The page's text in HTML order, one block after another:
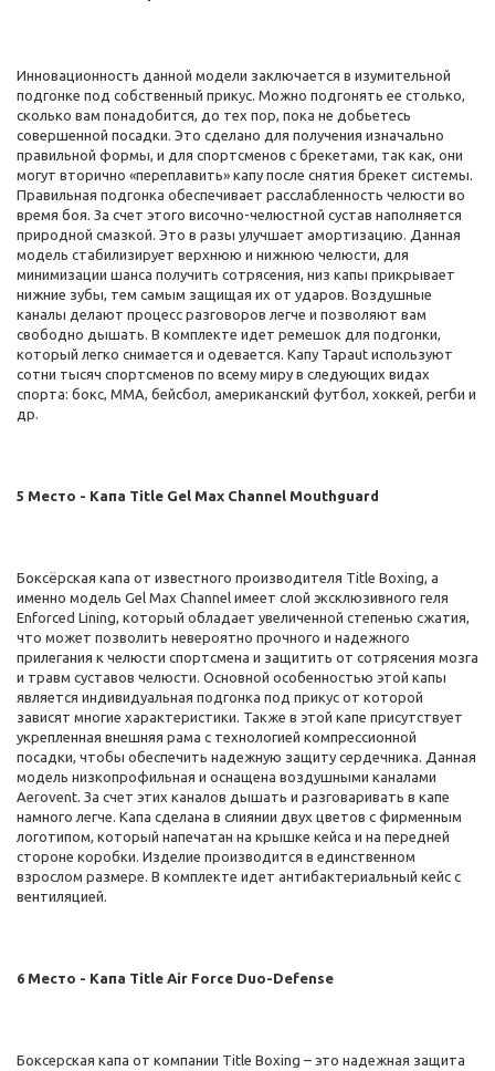
Инновационность данной модели заключается в изумительной
подгонке под собственный прикус. Можно подгонять ее столько,
сколько вам понадобится, до тех пор, пока не добьетесь
совершенной посадки. Это сделано для получения изначально
правильной формы, и для спортсменов с брекетами, так как, они
могут вторично «переплавить» капу после снятия брекет системы.
Правильная подгонка обеспечивает расслабленность челюсти во
время боя. За счет этого височно-челюстной сустав наполняется
природной смазкой. Это в разы улучшает амортизацию. Данная
модель стабилизирует верхнюю и нижнюю челюсти, для
минимизации шанса получить сотрясения, низ капы прикрывает
нижние зубы, тем самым защищая их от ударов. Воздушные
каналы делают процесс разговоров легче и позволяют вам
свободно дышать. В комплекте идет ремешок для подгонки,
который легко снимается и одевается. Капу Tapaut используют
сотни тысяч спортсменов по всему миру в следующих видах
спорта: бокс, ММА, бейсбол, американский футбол, хоккей, регби и
др.
5 Место - Капа Title Gel Max Channel Mouthguard
Боксёрская капа от известного производителя Title Boxing, а
именно модель Gel Max Channel имеет слой эксклюзивного геля
Enforced Lining, который обладает увеличенной степенью сжатия,
что может позволить невероятно прочного и надежного
прилегания к челюсти спортсмена и защитить от сотрясения мозга
и травм суставов челюсти. Основной особенностью этой капы
является индивидуальная подгонка под прикус от которой
зависят многие характеристики. Также в этой капе присутствует
укрепленная внешняя рама с технологией компрессионной
посадки, чтобы обеспечить надежную защиту сердечника. Данная
модель низкопрофильная и оснащена воздушными каналами
Aerovent. За счет этих каналов дышать и разговаривать в капе
намного легче. Капа сделана в слиянии двух цветов с фирменным
логотипом, который напечатан на крышке кейса и на передней
стороне коробки. Изделие производится в единственном
взрослом размере. В комплекте идет антибактериальный кейс с
вентиляцией.
6 Место - Капа Title Air Force Duo-Defense
Боксерская капа от компании Title Boxing – это надежная защита